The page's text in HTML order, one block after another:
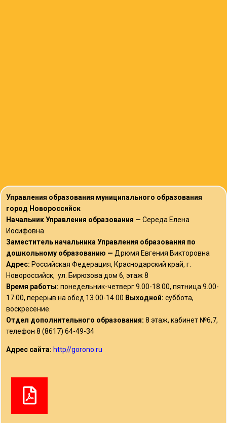
Управления образования муниципального образования
город Новороссийск
Начальник Управления образования — Середа Елена
Иосифовна
Заместитель начальника Управления образования по
дошкольному образованию — Дрюмя Евгения Викторовна
Адрес: Российская Федерация, Краснодарский край, г.
Новороссийск, ул. Бирюзова дом 6, этаж 8
Время работы: понедельник-четверг 9.00-18.00, пятница 9.00-
17.00, перерыв на обед 13.00-14.00 Выходной: суббота,
воскресение.
Отдел дополнительного образования: 8 этаж, кабинет №6,7,
телефон 8 (8617) 64-49-34
Адрес сайта: http//gorono.ru